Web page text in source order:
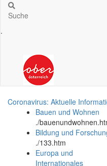
Suche
.
Coronavirus: Aktuelle
Bauen und Wohnen
./
Bildung und
./133.htm
Europa und
Internationales